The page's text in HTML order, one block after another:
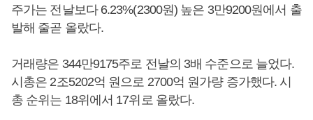
주가는 전날보다 6.23%(2300원) 높은 3만9200원에서 출
발해 줄곧 올랐다.
거래량은 344만9175주로 전날의 3배 수준으로 늘었다.
시총은 2조5202억 원으로 2700억 원가량 증가했다. 시
총 순위는 18위에서 17위로 올랐다.